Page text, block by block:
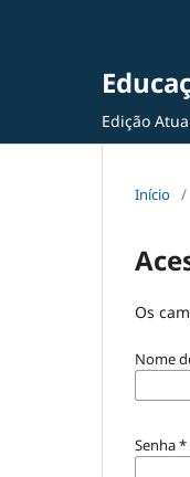
Edição
Início /
Os
Nome
Senha*